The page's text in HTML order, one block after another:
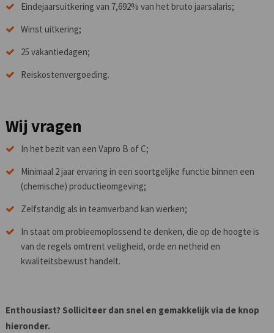
Eindejaarsuitkering van 7,692% van het bruto jaarsalaris;
Winst uitkering;
25 vakantiedagen;
Reiskostenvergoeding.
Wij vragen
In het bezit van een Vapro B of C;
Minimaal 2 jaar ervaring in een soortgelijke functie binnen een
(chemische) productieomgeving;
Zelfstandig als in teamverband kan werken;
In staat om probleemoplossend te denken, die op de hoogte is
van de regels omtrent veiligheid, orde en netheid en
kwaliteitsbewust handelt.
Enthousiast? Solliciteer dan snel en gemakkelijk via de knop
hieronder.